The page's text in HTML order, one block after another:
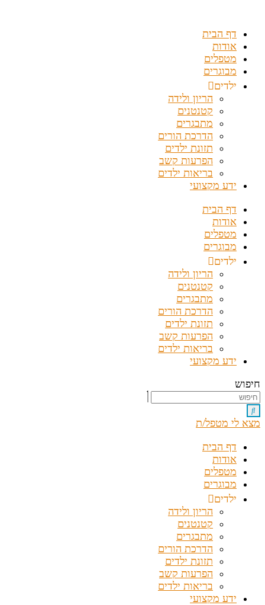
דף הבית
אודות
מטפלים
מבוגרים
ילדים
הריון ולידה
קטנטנים
מתבגרים
הדרכת הורים
תזונת ילדים
הפרעות קשב
בריאות ילדים
ידע מקצועי
דף הבית
אודות
מטפלים
מבוגרים
ילדים
הריון ולידה
קטנטנים
מתבגרים
הדרכת הורים
תזונת ילדים
הפרעות קשב
בריאות ילדים
ידע מקצועי
חיפוש
מצא לי מטפל/ת
דף הבית
אודות
מטפלים
מבוגרים
ילדים
הריון ולידה
קטנטנים
מתבגרים
הדרכת הורים
תזונת ילדים
הפרעות קשב
בריאות ילדים
ידע מקצועי